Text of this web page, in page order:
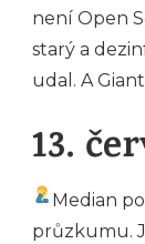
není Open
starý a
udal. A
13.
Median
průzkumu.